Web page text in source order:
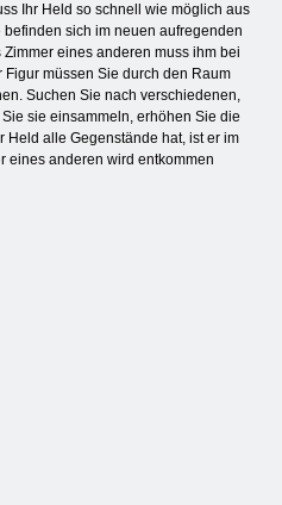
Ihr Held so schnell wie möglich aus
sich im neuen aufregenden
eines anderen muss ihm bei
müssen Sie durch den Raum
Suchen Sie nach verschiedenen,
sie einsammeln, erhöhen Sie die
Held alle Gegenstände hat, ist er im
eines anderen wird entkommen